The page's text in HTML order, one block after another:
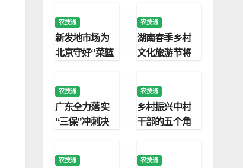
农技通
新发地市场为
北京守好“菜篮
农技通
湖南春季乡村
文化旅游节将
农技通
广东全力落实
“三保”冲刺决
农技通
乡村振兴中村
干部的五个角
农技通 农技通